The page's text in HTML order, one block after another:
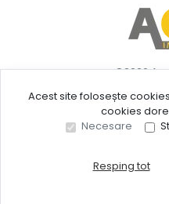
Sună acum
©2026
Site creat în
Acest site folosește
cookies
Necesare
Resping tot